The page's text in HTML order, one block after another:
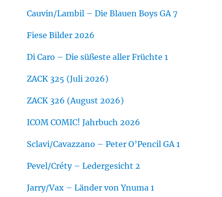
Cauvin/Lambil – Die Blauen Boys GA 7
Fiese Bilder 2026
Di Caro – Die süßeste aller Früchte 1
ZACK 325 (Juli 2026)
ZACK 326 (August 2026)
ICOM COMIC! Jahrbuch 2026
Sclavi/Cavazzano – Peter O’Pencil GA 1
Pevel/Créty – Ledergesicht 2
Jarry/Vax – Länder von Ynuma 1